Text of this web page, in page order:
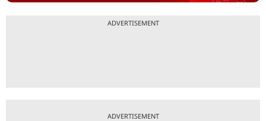
ADVERTISEMENT
ADVERTISEMENT